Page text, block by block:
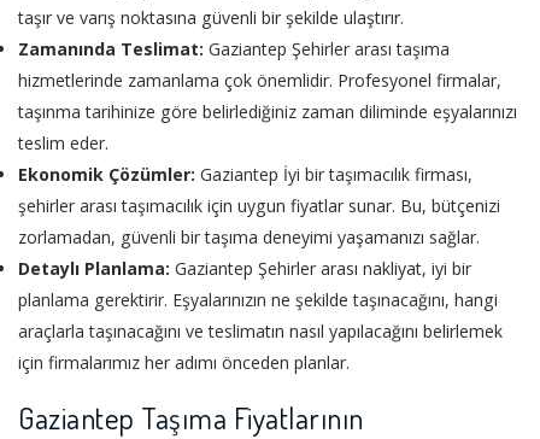
taşır ve varış noktasına güvenli bir şekilde ulaştırır.
Zamanında Teslimat: Gaziantep Şehirler arası taşıma
hizmetlerinde zamanlama çok önemlidir. Profesyonel firmalar,
taşınma tarihinize göre belirlediğiniz zaman diliminde eşyalarınızı
teslim eder.
Ekonomik Çözümler: Gaziantep İyi bir taşımacılık firması,
şehirler arası taşımacılık için uygun fiyatlar sunar. Bu, bütçenizi
zorlamadan, güvenli bir taşıma deneyimi yaşamanızı sağlar.
Detaylı Planlama: Gaziantep Şehirler arası nakliyat, iyi bir
planlama gerektirir. Eşyalarınızın ne şekilde taşınacağını, hangi
araçlarla taşınacağını ve teslimatın nasıl yapılacağını belirlemek
için firmalarımız her adımı önceden planlar.
Gaziantep Taşıma Fiyatlarının